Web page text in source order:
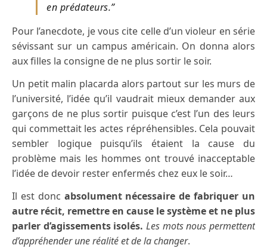
en prédateurs.”
Pour l’anecdote, je vous cite celle d’un violeur en série
sévissant sur un campus américain. On donna alors
aux filles la consigne de ne plus sortir le soir.
Un petit malin placarda alors partout sur les murs de
l’université, l’idée qu’il vaudrait mieux demander aux
garçons de ne plus sortir puisque c’est l’un des leurs
qui commettait les actes répréhensibles. Cela pouvait
sembler logique puisqu’ils étaient la cause du
problème mais les hommes ont trouvé inacceptable
l’idée de devoir rester enfermés chez eux le soir…
Il est donc absolument nécessaire de fabriquer un
autre récit, remettre en cause le système et ne plus
parler d’agissements isolés. Les mots nous permettent
d’appréhender une réalité et de la changer.